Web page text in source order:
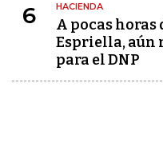
6 HACIENDA
A pocas horas
Espriella, aún
para el DNP